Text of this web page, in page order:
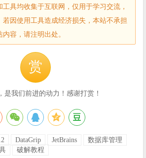
具均收集于互联网，仅用于学习交流，
若因使用工具造成经济损失，本站不承担
容，请注明出处。
赏
是我们前进的动力！感谢打赏！
DataGrip JetBrains
数据库管理
破解教程